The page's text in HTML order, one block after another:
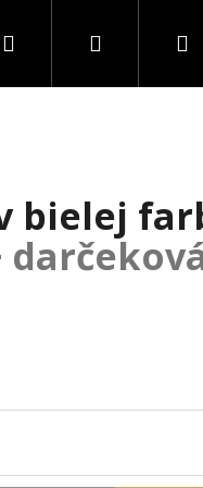
PRSTENE
Hľadať Prihlásenie
bielej